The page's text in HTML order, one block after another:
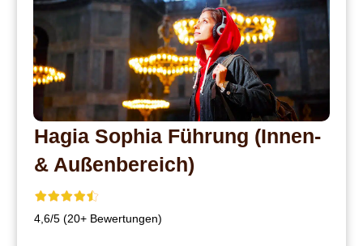
Hagia Sophia Führung (Innen-
& Außenbereich)
4,6/5 (20+ Bewertungen)